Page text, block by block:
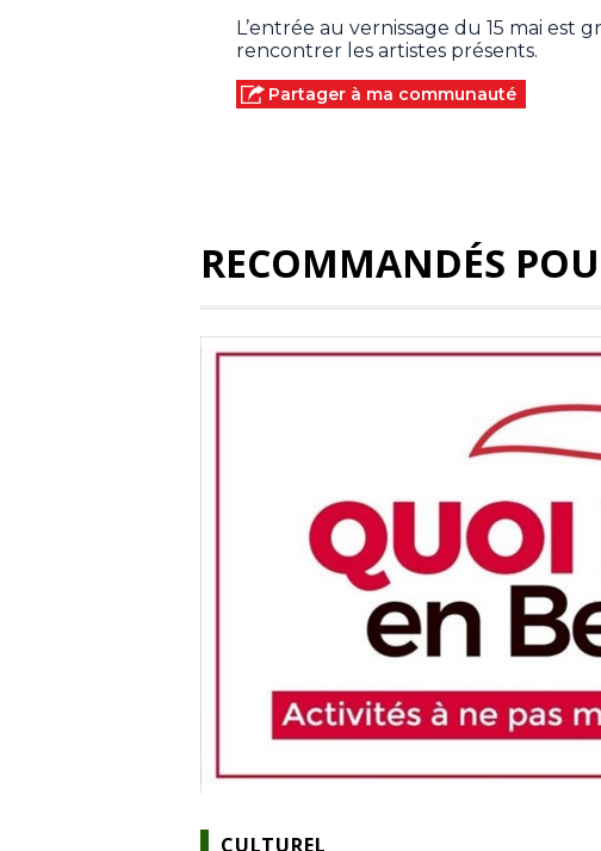
L’entrée au vernissage du 15 mai
rencontrer les artistes présents.
Partager à ma communauté
RECOMMANDÉS
CULTUREL